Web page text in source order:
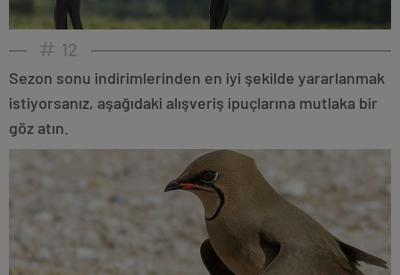
12
Sezon sonu indirimlerinden en iyi şekilde yararlanmak
istiyorsanız, aşağıdaki alışveriş ipuçlarına mutlaka bir
göz atın.